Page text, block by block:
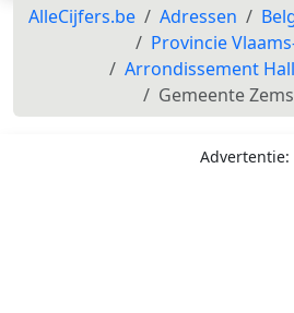
AlleCijfers.be Adressen
Provincie
Arrondissement
Gemeente
Advertentie: